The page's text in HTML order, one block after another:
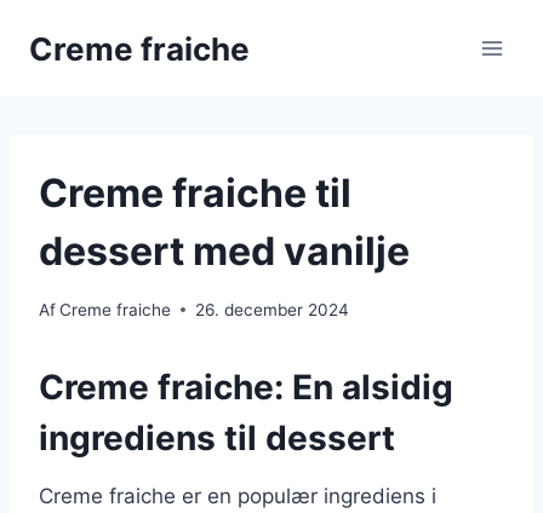
Creme fraiche
Creme fraiche til
dessert med vanilje
AfCreme fraiche 26. december 2024
Creme fraiche: En alsidig
ingrediens til dessert
Creme fraiche er en populær ingrediens i